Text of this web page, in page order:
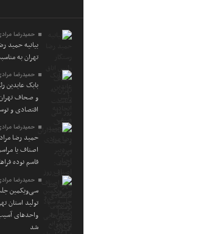
حمیدرضا
بیانیه حمید
تهران به
حمیدرضا
بابک عابدین
و صحاف
اقتصادی و
حمیدرضا
حمید رضا
اصناف یا
قاسم نوده
حمیدرضا
سی‌ویکمین
تولید استان
واحدهای
شد